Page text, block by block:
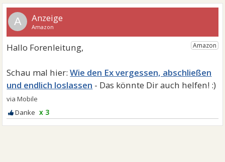
A
Wie den Ex vergessen, abschließen
und endlich loslassen
x 3